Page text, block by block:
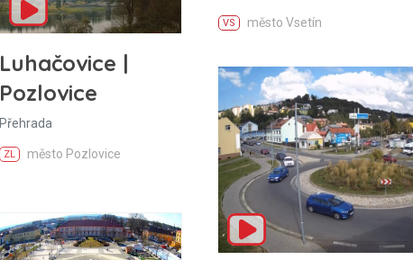
Luhačovice |
Pozlovice
Přehrada
ZL město Pozlovice
VS město Vsetín